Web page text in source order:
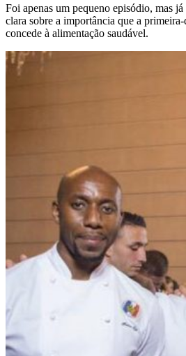
Foi apenas um pequeno episódio, mas
clara sobre a importância que a
concede à alimentação saudável.